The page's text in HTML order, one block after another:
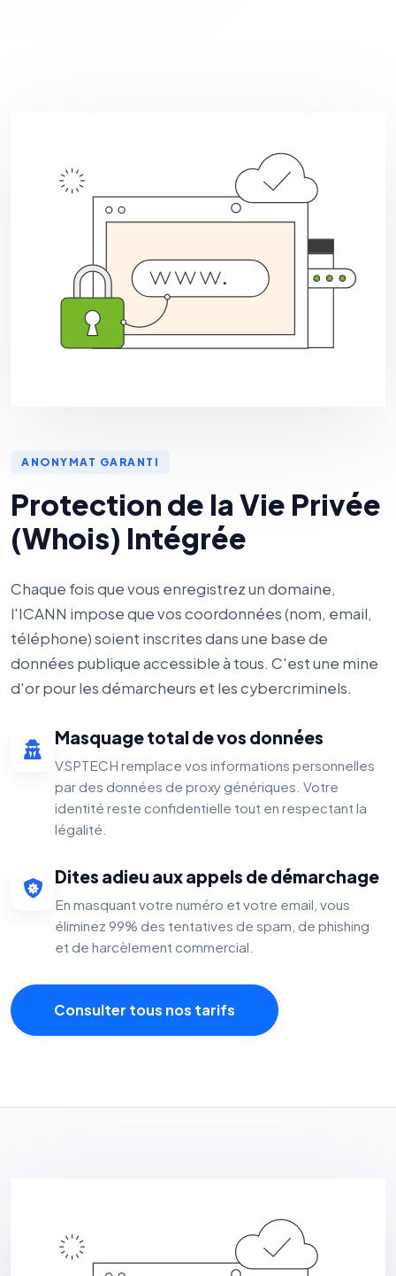
ANONYMAT GARANTI
Protection de la Vie Privée
(Whois) Intégrée
Chaque fois que vous enregistrez un domaine,
l'ICANN impose que vos coordonnées (nom, email,
téléphone) soient inscrites dans une base de
données publique accessible à tous. C'est une mine
d'or pour les démarcheurs et les cybercriminels.
Masquage total de vos données
VSPTECH remplace vos informations personnelles
par des données de proxy génériques. Votre
identité reste confidentielle tout en respectant la
légalité.
Dites adieu aux appels de démarchage
En masquant votre numéro et votre email, vous
éliminez 99% des tentatives de spam, de phishing
et de harcèlement commercial.
Consulter tous nos tarifs